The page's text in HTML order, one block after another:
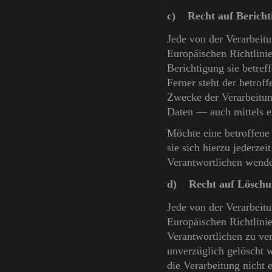
c) Recht auf
Jede von der
Europäischen
Berichtigung sie
Ferner steht der
Zwecke der
Daten — auch mittels
Möchte eine
sie sich hierzu
Verantwortlichen
d) Recht auf
Jede von der
Europäischen
Verantwortlichen zu
unverzüglich gelöscht
die Verarbeitung nicht